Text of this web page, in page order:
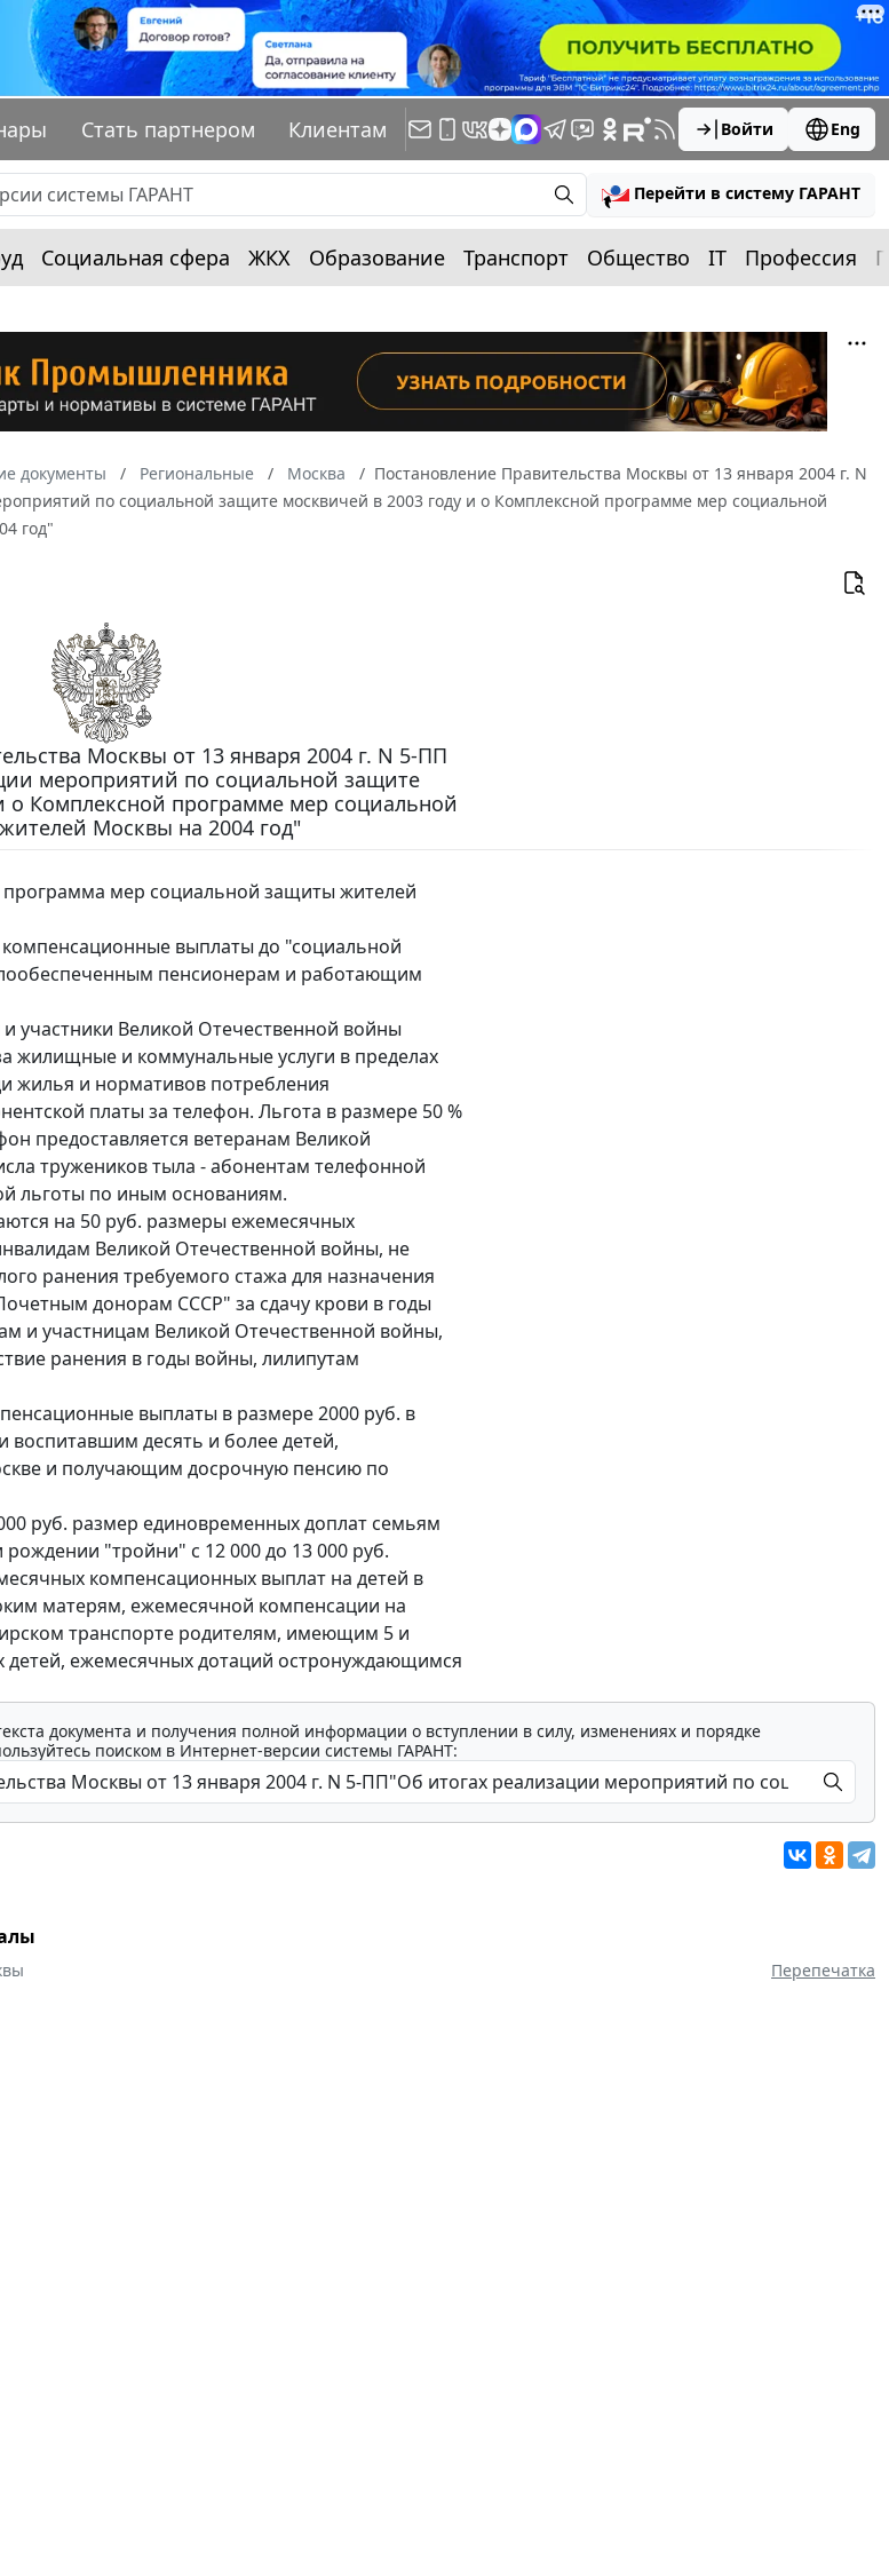
Стать партнером Клиентам Войти Eng
Перейти в систему ГАРАНТ
Социальная сфера ЖКХ Образование Транспорт Общество IT Профессия
документы Региональные Москва
Постановление Правительства Москвы от 13 января 2004 г. N
по социальной защите москвичей в 2003 году и о Комплексной программе мер социальной
год"
Москвы от 13 января 2004 г. N 5-ПП
мероприятий по социальной защите
о Комплексной программе мер социальной
Москвы на 2004 год"
программа мер социальной защиты жителей
выплаты до "социальной
пенсионерам и работающим
участники Великой Отечественной войны
жилищные и коммунальные услуги в пределах
жилья и нормативов потребления
платы за телефон. Льгота в размере 50 %
предоставляется ветеранам Великой
тружеников тыла - абонентам телефонной
льготы по иным основаниям.
на 50 руб. размеры ежемесячных
Великой Отечественной войны, не
ранения требуемого стажа для назначения
донорам СССР" за сдачу крови в годы
и участницам Великой Отечественной войны,
ранения в годы войны, лилипутам
выплаты в размере 2000 руб. в
десять и более детей,
и получающим досрочную пенсию по
руб. размер единовременных доплат семьям
"тройни" с 12 000 до 13 000 руб.
компенсационных выплат на детей в
матерям, ежемесячной компенсации на
транспорте родителям, имеющим 5 и
детей, ежемесячных дотаций остронуждающимся
документа и получения полной информации о вступлении в силу, изменениях и порядке
поиском в Интернет-версии системы ГАРАНТ:
Перепечатка